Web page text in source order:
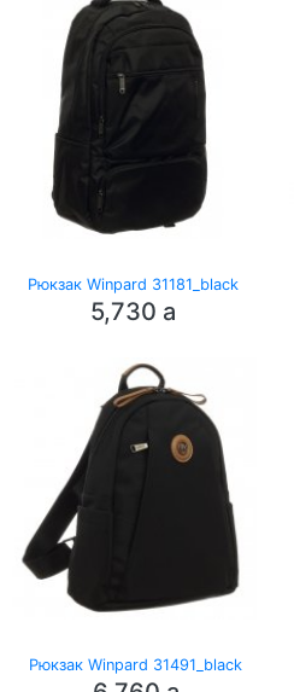
Рюкзак Winpard 31181_black
5,730 a
Рюкзак Winpard 31491_black